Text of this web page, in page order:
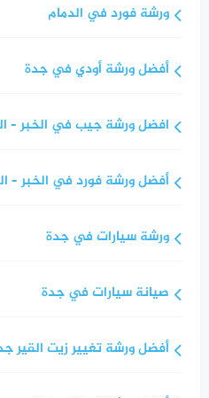
ورشة فورد في الدمام
أفضل ورشة أودي في جدة
افضل ورشة جيب في الخبر –
أفضل ورشة فورد في الخبر –
ورشة سيارات في جدة
صيانة سيارات في جدة
أفضل ورشة تغيير زيت القير